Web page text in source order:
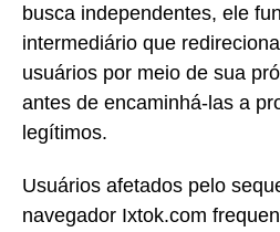
busca independentes, ele
intermediário que
usuários por meio de sua
antes de encaminhá-las a
legítimos.
Usuários afetados pelo
navegador Ixtok.com